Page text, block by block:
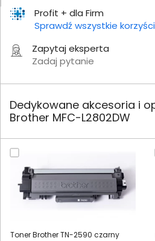
Profit + dla Firm
Sprawdź wszystkie korzyści
Zapytaj eksperta
Zadaj pytanie
Dedykowane akcesoria i
Brother MFC-L2802DW
Toner Brother TN-2590 czarny